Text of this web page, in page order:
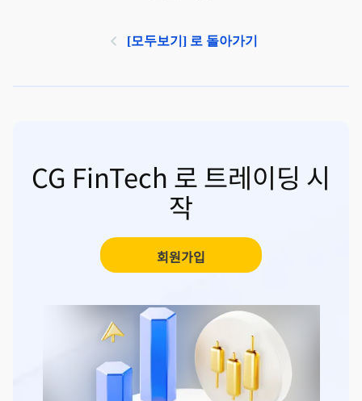
[모두보기] 로 돌아가기
CG FinTech 로 트레이딩 시
작
회원가입